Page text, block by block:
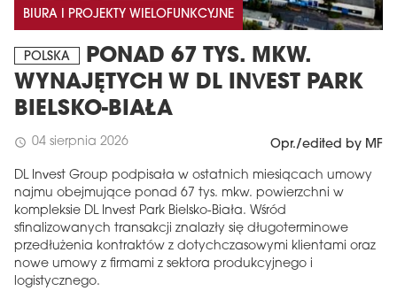
BIURA I PROJEKTY WIELOFUNKCYJNE
POLSKA
PONAD 67 TYS. MKW.
WYNAJĘTYCH W DL INVEST PARK
BIELSKO-BIAŁA
schedule 04 sierpnia 2026 Opr./edited by MF
DL Invest Group podpisała w ostatnich miesiącach umowy
najmu obejmujące ponad 67 tys. mkw. powierzchni w
kompleksie DL Invest Park Bielsko-Biała. Wśród
sfinalizowanych transakcji znalazły się długoterminowe
przedłużenia kontraktów z dotychczasowymi klientami oraz
nowe umowy z firmami z sektora produkcyjnego i
logistycznego.